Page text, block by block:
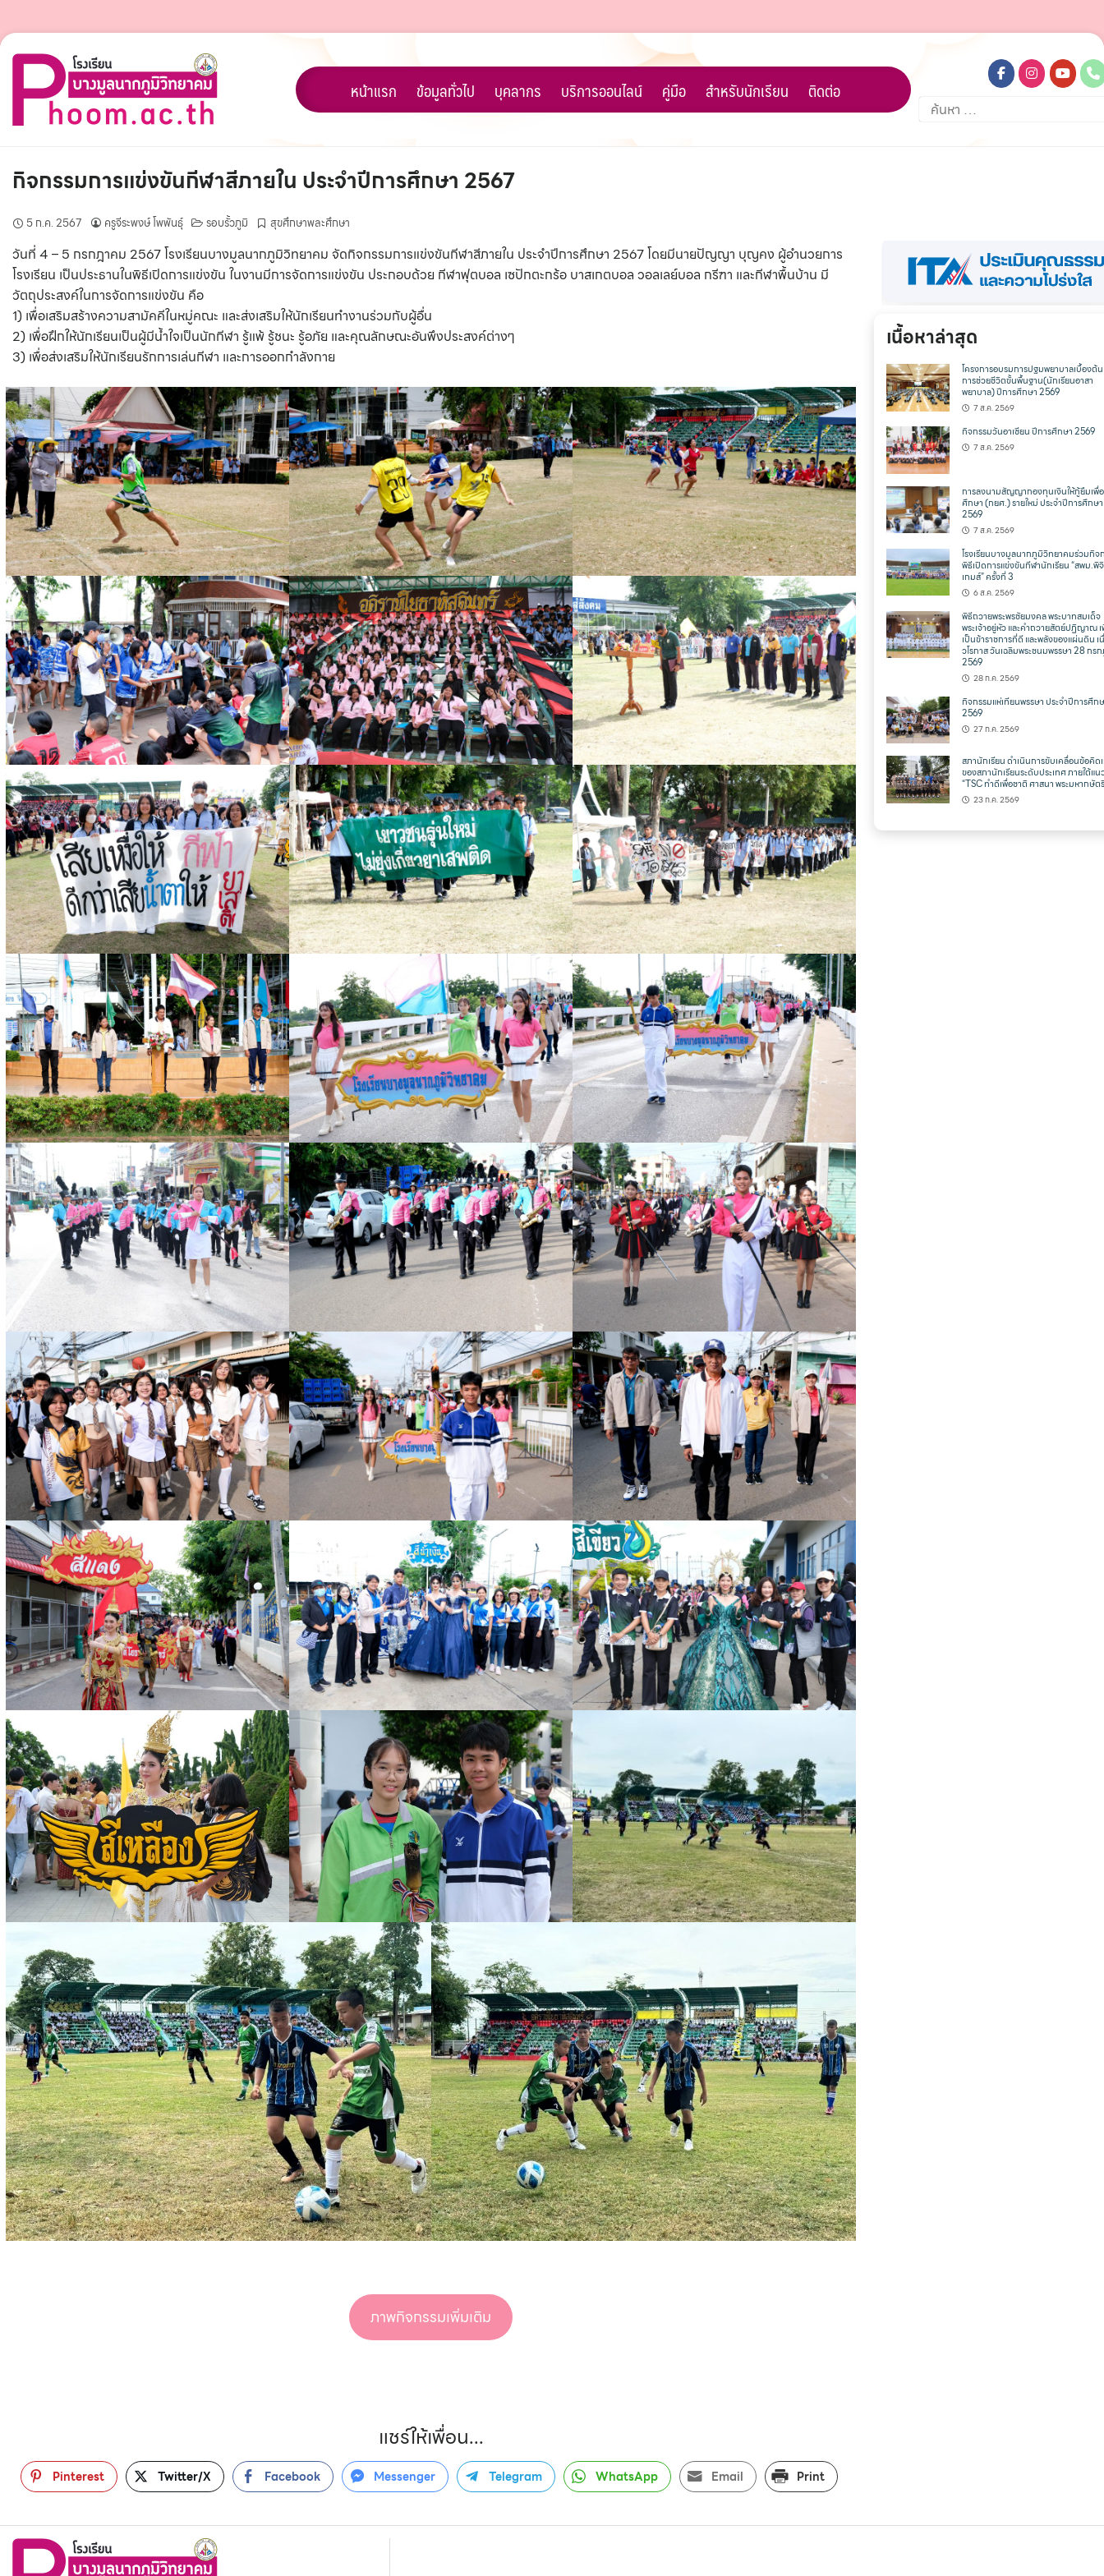
Skip
content
หน้าแรก ข้อมูลทั่วไป บุคลากร บริการออนไลน์ คู่มือ สำหรับนักเรียน ติดต่อ
ค้นหา
สำหรับ:
กิจกรรมการแข่งขันกีฬาสีภายใน ประจำปีการศึกษา 2567
5 ก.ค. 2567 ครูจีระพงษ์ โพพันธุ์ รอบรั้วภูมิ สุขศึกษาพละศึกษา
วันที่ 4 – 5 กรกฎาคม 2567 โรงเรียนบางมูลนากภูมิวิทยาคม จัดกิจกรรมการแข่งขันกีฬาสีภายใน ประจำปีการศึกษา 2567 โดยมีนายปัญญา บุญคง ผู้อำนวยการ
โรงเรียน เป็นประธานในพิธีเปิดการแข่งขัน ในงานมีการจัดการแข่งขัน ประกอบด้วย กีฬาฟุตบอล เซปักตะกร้อ บาสเกตบอล วอลเลย์บอล กรีฑา และกีฬาพื้นบ้าน มี
วัตถุประสงค์ในการจัดการแข่งขัน คือ
1) เพื่อเสริมสร้างความสามัคคีในหมู่คณะ และส่งเสริมให้นักเรียนทำงานร่วมกับผู้อื่น
2) เพื่อฝึกให้นักเรียนเป็นผู้มีน้ำใจเป็นนักกีฬา รู้แพ้ รู้ชนะ รู้อภัย และคุณลักษณะอันพึงประสงค์ต่างๆ
3) เพื่อส่งเสริมให้นักเรียนรักการเล่นกีฬา และการออกกำลังกาย
ภาพกิจกรรมเพิ่มเติม
แชร์ให้เพื่อน...
Pinterest Twitter/X Facebook Messenger Telegram WhatsApp Email Print
เนื้อหาล่าสุด
โครงการอบรมการปฐมพยาบาลเบื้องต้น
การช่วยชีวิตขั้นพื้นฐาน(นักเรียนอาสา
พยาบาล) ปีการศึกษา 2569
7 ส.ค. 2569
กิจกรรมวันอาเซียน ปีการศึกษา 2569
7 ส.ค. 2569
การลงนามสัญญากองทุนเงินให้กู้ยืมเพื่
ศึกษา (กยศ.) รายใหม่ ประจำปีการศึกษา
2569
7 ส.ค. 2569
โรงเรียนบางมูลนากภูมิวิทยาคมร่วมกิจ
พิธีเปิดการแข่งขันกีฬานักเรียน “สพม.พิ
เกมส์” ครั้งที่ 3
6 ส.ค. 2569
พิธีถวายพระพรชัยมงคล พระบาทสมเด็จ
พระเจ้าอยู่หัว และคำถวายสัตย์ปฏิญาณ
เป็นข้าราชการที่ดี และพลังของแผ่นดิน เ
วโรกาส วันเฉลิมพระชนมพรรษา 28 กร
2569
28 ก.ค. 2569
กิจกรรมแห่เทียนพรรษา ประจำปีการศึก
2569
27 ก.ค. 2569
สภานักเรียน ดำเนินการขับเคลื่อนข้อคิด
ของสภานักเรียนระดับประเทศ ภายใต้แ
“TSC ทำดีเพื่อชาติ ศาสนา พระมหากษัต
23 ก.ค. 2569